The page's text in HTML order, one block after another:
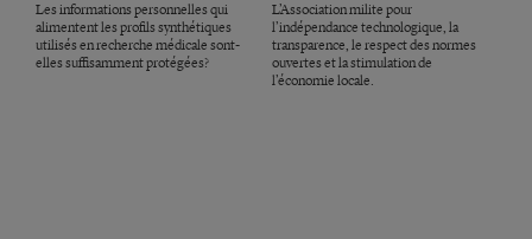
Les informations personnelles qui
alimentent les profils synthétiques
utilisés en recherche médicale sont-
elles suffisamment protégées?
L’Association milite pour
l’indépendance technologique, la
transparence, le respect des normes
ouvertes et la stimulation de
l’économie locale.